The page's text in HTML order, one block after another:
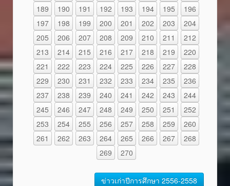
189
190 191 192 193 194 195
196
197
198 199 200 201 202 203
204
205
206 207 208 209 210 211
212
213
214 215 216 217 218 219
220
221
222 223 224 225 226 227
228
229
230 231 232 233 234 235
236
237
238 239 240 241 242 243
244
245
246 247 248 249 250 251
252
253
254 255 256 257 258 259
260
261
262 263 264 265 266 267
268
269
270
ข่าวเก่าปีการศึกษา 2556-2558